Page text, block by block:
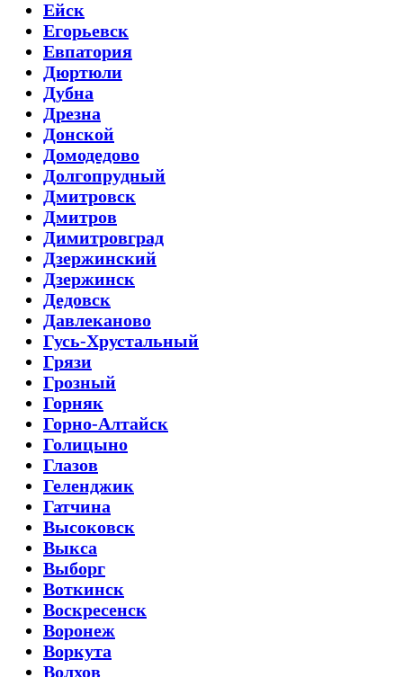
Ейск
Егорьевск
Евпатория
Дюртюли
Дубна
Дрезна
Донской
Домодедово
Долгопрудный
Дмитровск
Дмитров
Димитровград
Дзержинский
Дзержинск
Дедовск
Давлеканово
Гусь-Хрустальный
Грязи
Грозный
Горняк
Горно-Алтайск
Голицыно
Глазов
Геленджик
Гатчина
Высоковск
Выкса
Выборг
Воткинск
Воскресенск
Воронеж
Воркута
Волхов